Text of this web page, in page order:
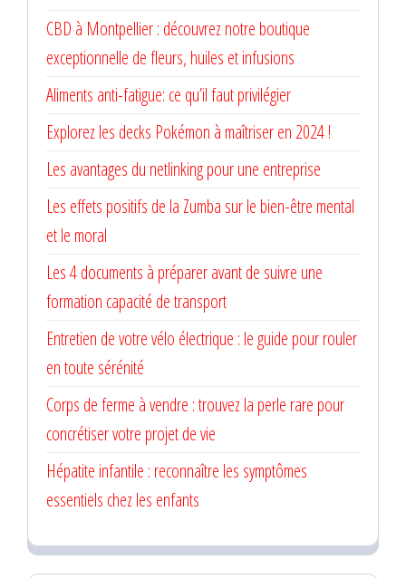
CBD à Montpellier : découvrez notre boutique
exceptionnelle de fleurs, huiles et infusions
Aliments anti-fatigue: ce qu’il faut privilégier
Explorez les decks Pokémon à maîtriser en 2024 !
Les avantages du netlinking pour une entreprise
Les effets positifs de la Zumba sur le bien-être mental
et le moral
Les 4 documents à préparer avant de suivre une
formation capacité de transport
Entretien de votre vélo électrique : le guide pour rouler
en toute sérénité
Corps de ferme à vendre : trouvez la perle rare pour
concrétiser votre projet de vie
Hépatite infantile : reconnaître les symptômes
essentiels chez les enfants